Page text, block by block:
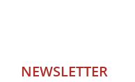
NEWSLETTER